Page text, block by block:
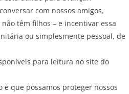
com nossos amigos,
têm filhos – e incentivar essa
ou simplesmente pessoal, de
para leitura no site do
que possamos proteger nossos